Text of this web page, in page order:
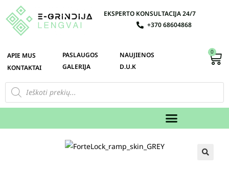
EKSPERTO KONSULTACIJA 24/7
+370 68604868
APIE MUS
KONTAKTAI
PASLAUGOS
GALERIJA
NAUJIENOS
D.U.K
0